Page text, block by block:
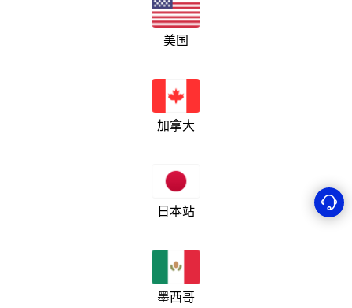
美国
加拿大
日本站
墨西哥